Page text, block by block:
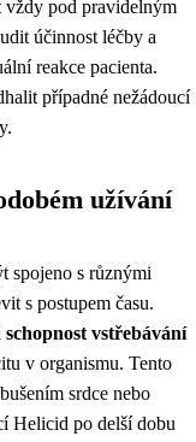
pod pravidelným
účinnost léčby a
reakce pacienta.
případné nežádoucí
užívání
spojeno s různými
s postupem času.
vstřebávání
v organismu. Tento
srdce nebo
Helicid po delší dobu